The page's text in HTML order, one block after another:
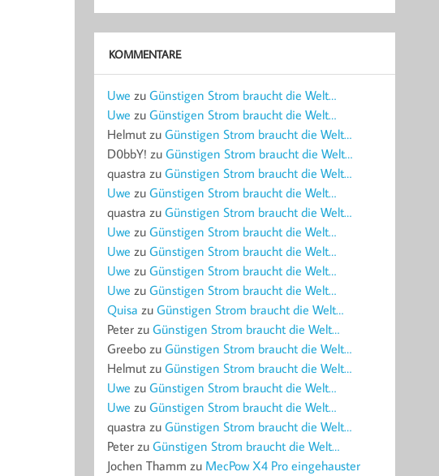
KOMMENTARE
Uwe zuGünstigen Strom braucht die Welt…
Uwe zuGünstigen Strom braucht die Welt…
Helmut zuGünstigen Strom braucht die Welt…
D0bbY! zuGünstigen Strom braucht die Welt…
quastra zuGünstigen Strom braucht die Welt…
Uwe zuGünstigen Strom braucht die Welt…
quastra zuGünstigen Strom braucht die Welt…
Uwe zuGünstigen Strom braucht die Welt…
Uwe zuGünstigen Strom braucht die Welt…
Uwe zuGünstigen Strom braucht die Welt…
Uwe zuGünstigen Strom braucht die Welt…
Quisa zuGünstigen Strom braucht die Welt…
Peter zuGünstigen Strom braucht die Welt…
Greebo zuGünstigen Strom braucht die Welt…
Helmut zuGünstigen Strom braucht die Welt…
Uwe zuGünstigen Strom braucht die Welt…
Uwe zuGünstigen Strom braucht die Welt…
quastra zuGünstigen Strom braucht die Welt…
Peter zuGünstigen Strom braucht die Welt…
Jochen Thamm zu MecPow X4 Pro eingehauster